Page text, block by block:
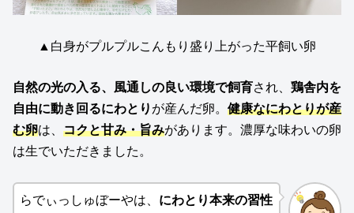
▲ 白身がプルプルこんもり盛り上がった平飼い卵
自然の光の入る、風通しの良い環境で飼育され、 鶏舎内を
自由に動き回るにわとり が産んだ卵。 健康なにわとりが産
む卵は、 コクと甘み・旨みがあります。濃厚な味わいの卵
は生でいただきました。
らでぃっしゅぼーやは、 にわとり本来の習性